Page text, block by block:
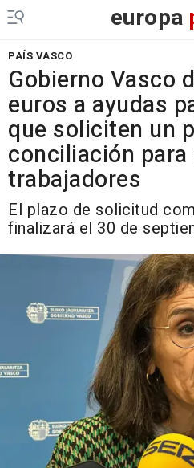
europa
PAÍS VASCO
Gobierno Vasco
euros a ayudas
que soliciten un
conciliación para
trabajadores
El plazo de solicitud
finalizará el 30 de